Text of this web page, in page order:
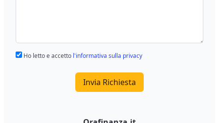
Ho letto e accetto l'informativa sulla privacy
Invia Richiesta